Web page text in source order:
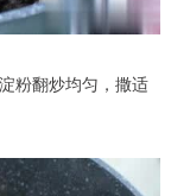
粉翻炒均匀，撒适